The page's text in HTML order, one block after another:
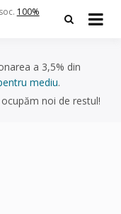
100%
a 3,5% din
mediu.
noi de restul!